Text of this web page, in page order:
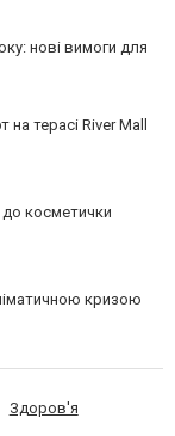
нові вимоги для
терасі River Mall
до косметички
кризою
Здоров'я